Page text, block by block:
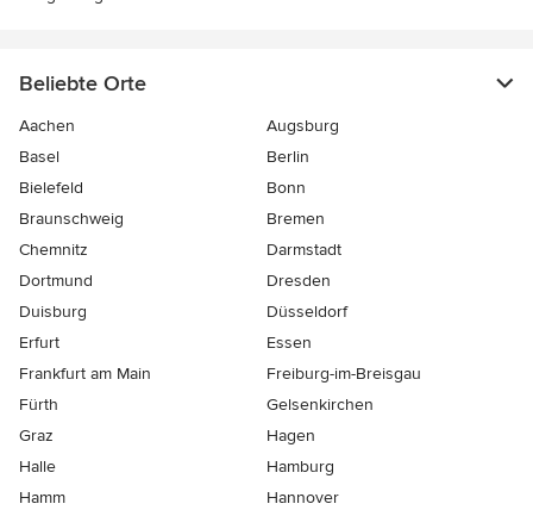
Beliebte Orte
Aachen
Augsburg
Basel
Berlin
Bielefeld
Bonn
Braunschweig
Bremen
Chemnitz
Darmstadt
Dortmund
Dresden
Duisburg
Düsseldorf
Erfurt
Essen
Frankfurt am Main
Freiburg-im-Breisgau
Fürth
Gelsenkirchen
Graz
Hagen
Halle
Hamburg
Hamm
Hannover